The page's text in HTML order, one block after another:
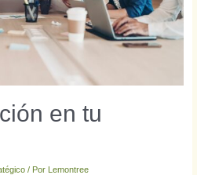
en tu
/ Por Lemontree